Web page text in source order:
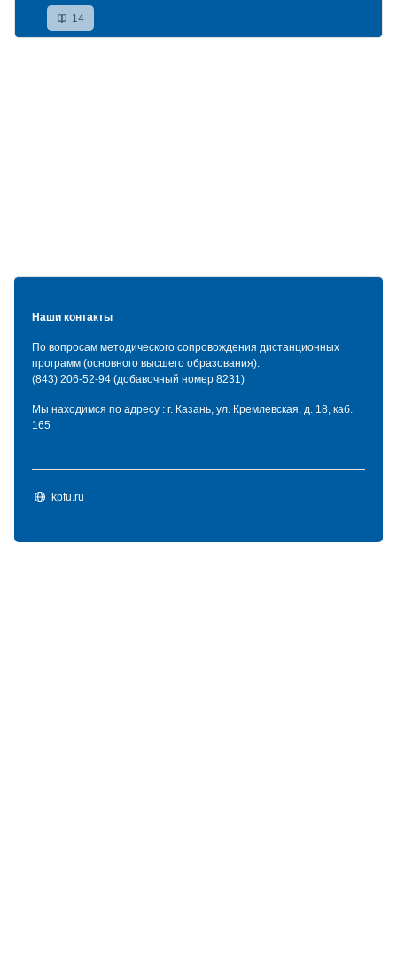
14
Наши контакты
По вопросам методического сопровождения дистанционных
программ (основного высшего образования):
(843) 206-52-94 (добавочный номер 8231)
Мы находимся по адресу : г. Казань, ул. Кремлевская, д. 18, каб.
165
kpfu.ru